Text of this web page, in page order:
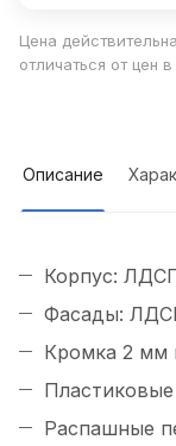
Цена
отличаться от цен
Описание
Корпус:
Фасады:
Кромка 2 мм
Распашные